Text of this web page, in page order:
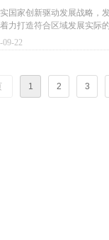
国家创新驱动发展战略，
力打造符合区域发展实际
主导产业新格局，根
支持企业上市发展的意见
09-22
1 2 3